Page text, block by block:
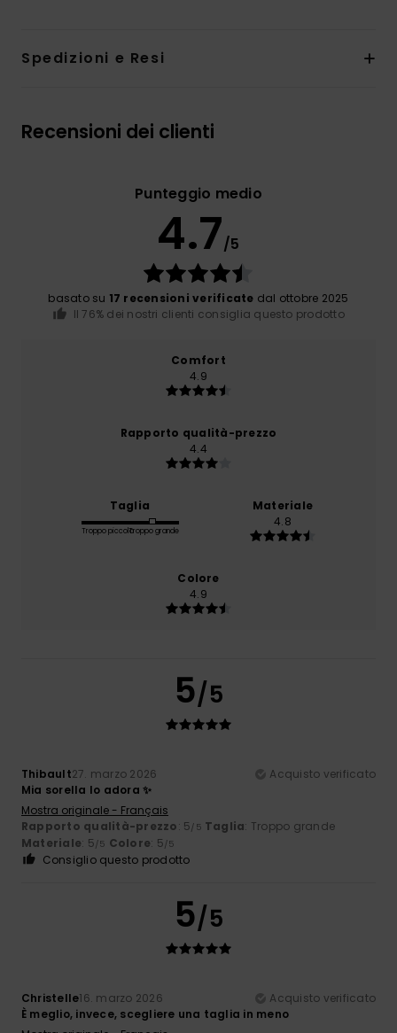
Spedizioni e Resi
Recensioni dei clienti
Punteggio medio
4.7/5
basato su 17 recensioni verificate dal ottobre 2025
Il 76% dei nostri clienti consiglia questo prodotto
Comfort
4.9
Rapporto qualità-prezzo
4.4
Taglia
Troppo piccoloTroppo grande
Materiale
4.8
Colore
4.9
5/5
Thibault27. marzo 2026
Acquisto verificato
Mia sorella lo adora ✨
Mostra originale - Français
Rapporto qualità-prezzo: 5/5 Taglia: Troppo grande
Materiale: 5/5 Colore: 5/5
Consiglio questo prodotto
5/5
Christelle16. marzo 2026
Acquisto verificato
È meglio, invece, scegliere una taglia in meno